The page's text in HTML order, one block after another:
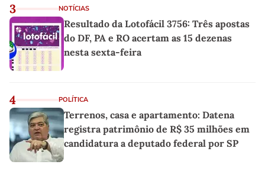
3 NOTÍCIAS
Resultado da Lotofácil 3756: Três apostas
do DF, PA e RO acertam as 15 dezenas
nesta sexta-feira
4 POLÍTICA
Terrenos, casa e apartamento: Datena
registra patrimônio de R$ 35 milhões em
candidatura a deputado federal por SP